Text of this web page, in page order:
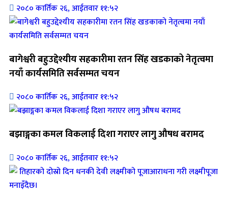
२०८० कार्तिक २६, आईतवार ११:५२
बागेश्वरी बहुउद्देश्यीय सहकारीमा रतन सिंह खडकाको नेतृत्वमा
नयाँ कार्यसमिति सर्वसम्मत चयन
२०८० कार्तिक २६, आईतवार ११:५२
बझाङ्गका कमल विकलाई दिशा गराएर लागु औषध बरामद
२०८० कार्तिक २६, आईतवार ११:५२